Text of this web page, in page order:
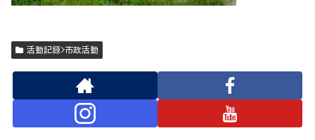
活動記録>市政活動